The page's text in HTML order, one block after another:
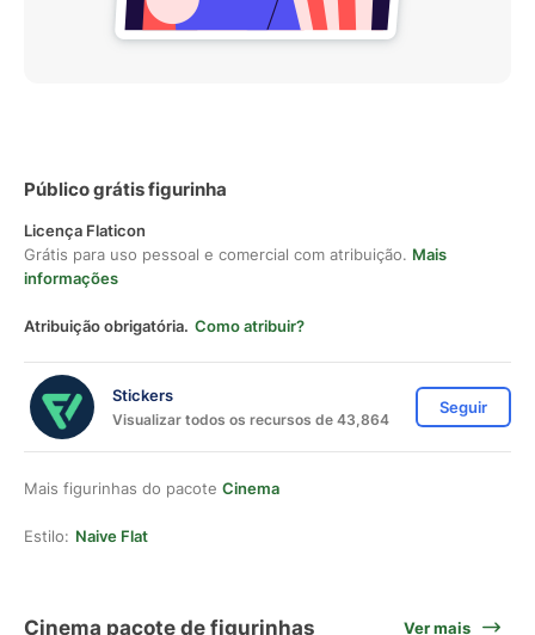
Público grátis figurinha
Licença Flaticon
Grátis para uso pessoal e comercial com atribuição. Mais
informações
Atribuição obrigatória. Como atribuir?
Stickers
Visualizar todos os recursos de 43,864
Seguir
Mais figurinhas do pacote Cinema
Estilo: Naive Flat
Cinema pacote de figurinhas Ver mais